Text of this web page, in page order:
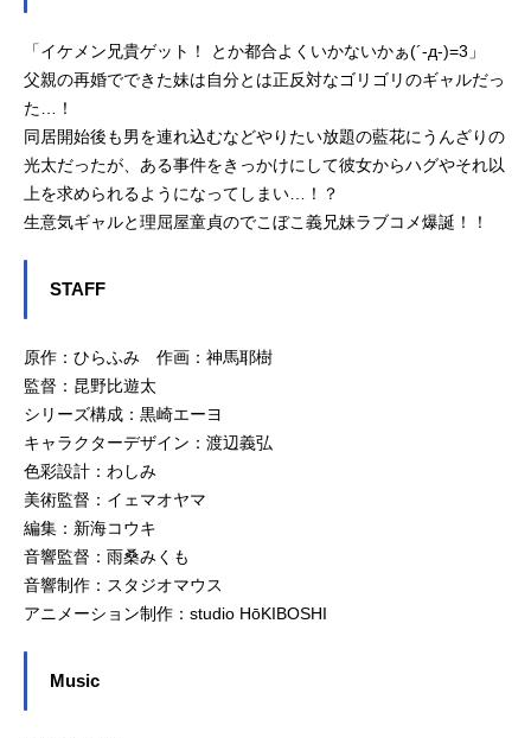
「イケメン兄貴ゲット！ とか都合よくいかないかぁ(´-д-)=3」
父親の再婚でできた妹は自分とは正反対なゴリゴリのギャルだっ
た…！
同居開始後も男を連れ込むなどやりたい放題の藍花にうんざりの
光太だったが、ある事件をきっかけにして彼女からハグやそれ以
上を求められるようになってしまい…！？
生意気ギャルと理屈屋童貞のでこぼこ義兄妹ラブコメ爆誕！！
STAFF
原作：ひらふみ 作画：神馬耶樹
監督：昆野比遊太
シリーズ構成：黒崎エーヨ
キャラクターデザイン：渡辺義弘
色彩設計：わしみ
美術監督：イェマオヤマ
編集：新海コウキ
音響監督：雨桑みくも
音響制作：スタジオマウス
アニメーション制作：studio HōKIBOSHI
Music